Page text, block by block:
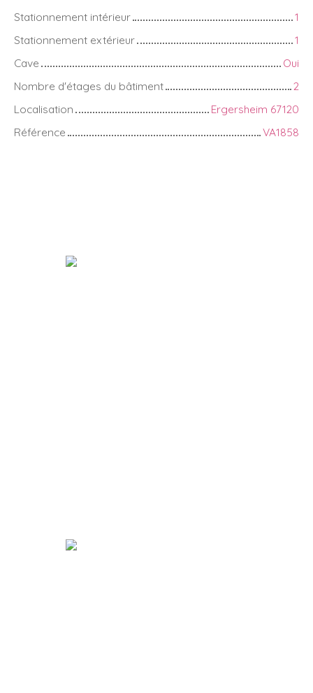
Stationnement intérieur
1
Stationnement extérieur
1
Cave
Oui
Nombre d'étages du bâtiment
2
Localisation
Ergersheim 67120
Référence
VA1858